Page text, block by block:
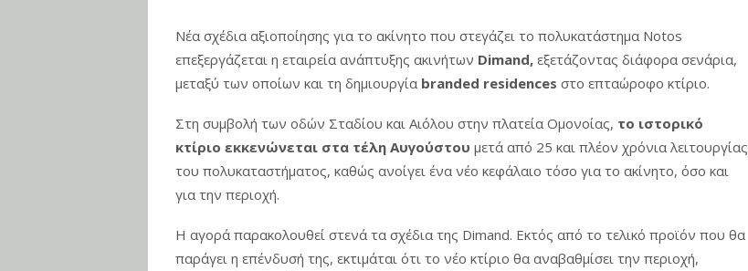
περιοχές – Πόσα κτίρια κρίθηκαν ακατάλληλα
Χρίστος Δήμας: Προχωρούν τα έργα σε όλο το μήκος του ΒΟΑΚ
επέκταση προς Καλαμαριά
Χρηματοδότηση 204,6 εκατ. ευρώ για την ανάπλαση της ΔΕΘ
Αεροδρομίου Πάρου
Νέα σχέδια αξιοποίησης για το ακίνητο που στεγάζει το πολυκατάστημα Notos
επεξεργάζεται η εταιρεία ανάπτυξης ακινήτων Dimand, εξετάζοντας διάφορα σενάρια,
μεταξύ των οποίων και τη δημιουργία branded residences στο επταώροφο κτίριο.
Στη συμβολή των οδών Σταδίου και Αιόλου στην πλατεία Ομονοίας, το ιστορικό
κτίριο εκκενώνεται στα τέλη Αυγούστου μετά από 25 και πλέον χρόνια λειτουργίας
του πολυκαταστήματος, καθώς ανοίγει ένα νέο κεφάλαιο τόσο για το ακίνητο, όσο και
για την περιοχή.
Η αγορά παρακολουθεί στενά τα σχέδια της Dimand. Εκτός από το τελικό προϊόν που θα
παράγει η επένδυσή της, εκτιμάται ότι το νέο κτίριο θα αναβαθμίσει την περιοχή,